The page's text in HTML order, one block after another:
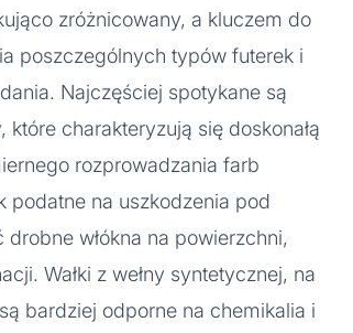
zróżnicowany, a kluczem do
poszczególnych typów futerek i
Najczęściej spotykane są
charakteryzują się doskonałą
rozprowadzania farb
podatne na uszkodzenia pod
włókna na powierzchni,
Wałki z wełny syntetycznej, na
bardziej odporne na chemikalia i